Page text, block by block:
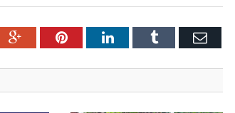
Google+PinterestLinkedInTumblr Email